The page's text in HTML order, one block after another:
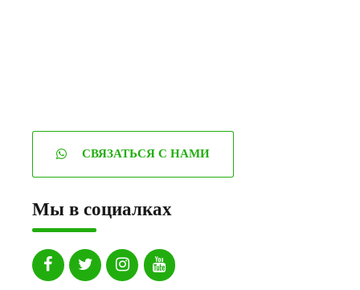
СВЯЗАТЬСЯ С НАМИ
Мы в социалках